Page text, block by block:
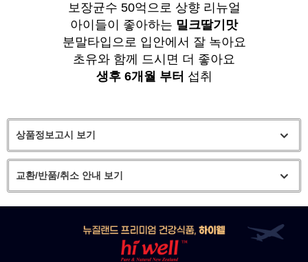
보장균수 50억으로 상향 리뉴얼
아이들이 좋아하는 밀크딸기맛
분말타입으로 입안에서 잘 녹아요
초유와 함께 드시면 더 좋아요
생후 6개월 부터 섭취
상품정보고시 보기
교환/반품/취소 안내 보기